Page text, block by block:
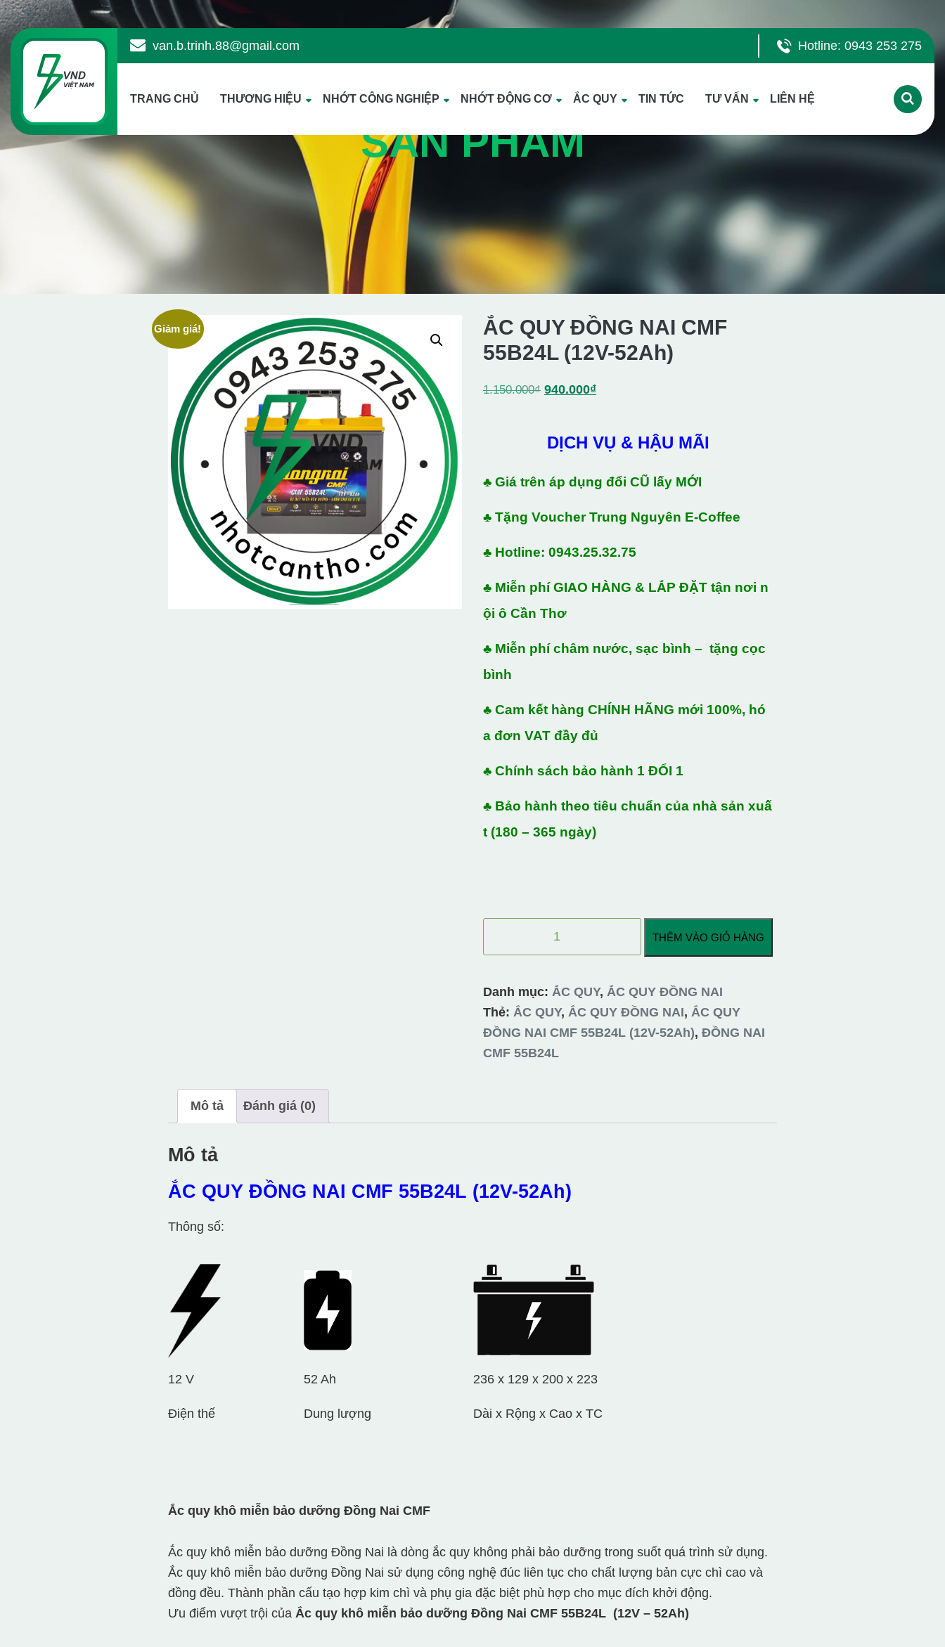
van.b.trinh.88@gmail.com Hotline: 0943 253 275
TRANG CHỦ THƯƠNG HIỆU NHỚT CÔNG NGHIỆP NHỚT ĐỘNG CƠ ẮC QUY TIN TỨC TƯ VẤN LIÊN HỆ
SẢN PHẨM
Giảm giá!
ẮC QUY ĐỒNG NAI CMF
55B24L (12V-52Ah)
1.150.000₫ Giá
1.150.000₫.
940.000₫Giá
là:
DỊCH VỤ & HẬU MÃI
♣ Giá trên áp dụng đổi CŨ lấy MỚI
♣ Tặng Voucher Trung Nguyên E-Coffee
♣ Hotline: 0943.25.32.75
♣ Miễn phí GIAO HÀNG & LẮP ĐẶT tận nơi n
ội ô Cần Thơ
♣ Miễn phí châm nước, sạc bình – tặng cọc
bình
♣ Cam kết hàng CHÍNH HÃNG mới 100%, hó
a đơn VAT đầy đủ
♣ Chính sách bảo hành 1 ĐỔI 1
♣ Bảo hành theo tiêu chuẩn của nhà sản xuấ
t (180 – 365 ngày)
NAI
CMF
55B24L
(12V-
THÊM VÀO GIỎ HÀNG
Danh mục: ẮC QUY, ẮC QUY ĐỒNG NAI
Thẻ: ẮC QUY, ẮC QUY ĐỒNG NAI, ẮC QUY
ĐỒNG NAI CMF 55B24L (12V-52Ah), ĐỒNG NAI
CMF 55B24L
Mô tả Đánh giá (0)
Mô tả
ẮC QUY ĐỒNG NAI CMF 55B24L (12V-52Ah)
Thông số:
12 V 52 Ah 236 x 129 x 200 x 223
Điện thế Dung lượng Dài x Rộng x Cao x TC
Ắc quy khô miễn bảo dưỡng Đồng Nai CMF
Ắc quy khô miễn bảo dưỡng Đồng Nai là dòng ắc quy không phải bảo dưỡng trong suốt quá trình sử dụng.
Ắc quy khô miễn bảo dưỡng Đồng Nai sử dụng công nghệ đúc liên tục cho chất lượng bản cực chì cao và
đồng đều. Thành phần cấu tạo hợp kim chì và phụ gia đặc biệt phù hợp cho mục đích khởi động.
Ưu điểm vượt trội của Ắc quy khô miễn bảo dưỡng Đồng Nai CMF 55B24L (12V – 52Ah)